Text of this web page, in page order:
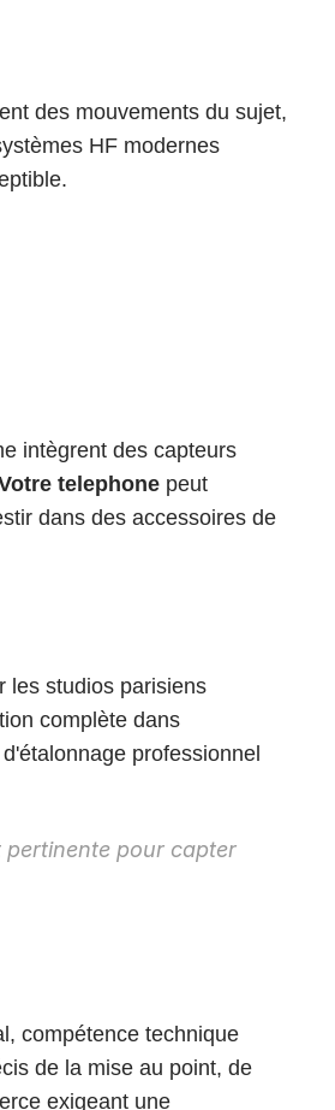
des mouvements du sujet,
HF modernes
intègrent des capteurs
telephone peut
dans des accessoires de
les studios parisiens
complète dans
professionnel
pour capter
compétence technique
de la mise au point, de
exigeant une